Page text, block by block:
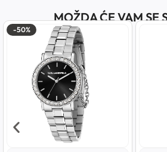
MOŽDA ĆE VAM SE
-50%